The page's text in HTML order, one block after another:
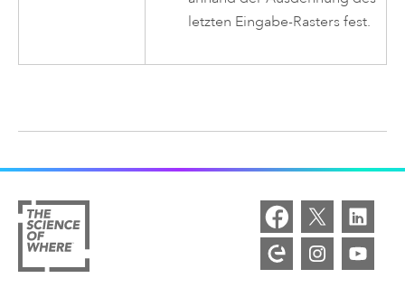
letzten Eingabe-Rasters fest.